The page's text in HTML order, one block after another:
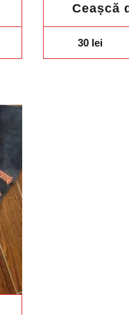
multe
pot
alese
în
Ceașcă
30 lei